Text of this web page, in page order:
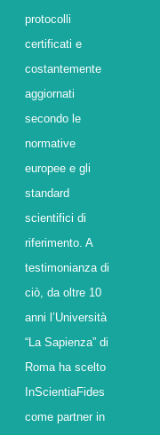
protocolli
certificati e
costantemente
aggiornati
secondo le
normative
europee e gli
standard
scientifici di
riferimento. A
testimonianza di
ciò, da oltre 10
anni l’Università
“La Sapienza” di
Roma ha scelto
InScientiaFides
come partner in